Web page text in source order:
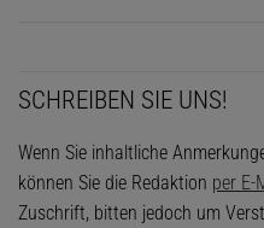
SCHREIBEN SIE UNS!
Wenn Sie inhaltliche
können Sie die Redaktion per E-
Zuschrift, bitten jedoch um